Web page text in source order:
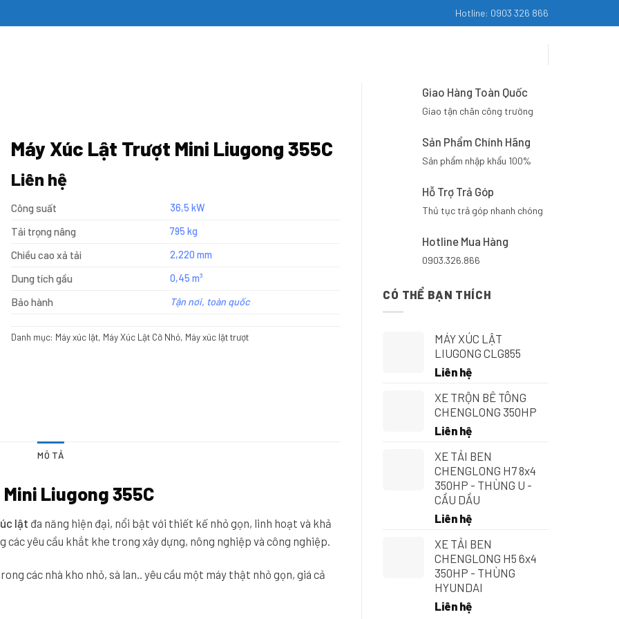
Hotline: 0903 326 866
Giao Hàng Toàn Quốc
Giao tận chân công trường
Sản Phẩm Chính Hãng
Sản phẩm nhập khẩu 100%
Hỗ Trợ Trả Góp
Thủ tục trả góp nhanh chóng
Hotline Mua Hàng
0903.326.866
CÓ THỂ BẠN THÍCH
MÁY XÚC LẬT
LIUGONG CLG855
Liên hệ
XE TRỘN BÊ TÔNG
CHENGLONG 350HP
Liên hệ
XE TẢI BEN
CHENGLONG H7 8x4
350HP - THÙNG U -
CẦU DẦU
Liên hệ
XE TẢI BEN
CHENGLONG H5 6x4
350HP - THÙNG
HYUNDAI
Liên hệ
Máy Xúc Lật Trượt Mini Liugong 355C
Liên hệ
Công suất 36,5 kW
Tải trọng nâng 795 kg
Chiều cao xả tải 2,220 mm
Dung tích gầu 0,45 m³
Bảo hành Tận nơi, toàn quốc
Danh mục: Máy xúc lật, Máy Xúc Lật Cỡ Nhỏ, Máy xúc lật trượt
MÔ TẢ
Liugong 355C
lật đa năng hiện đại, nổi bật với thiết kế nhỏ gọn, linh hoạt và khả
các yêu cầu khắt khe trong xây dựng, nông nghiệp và công nghiệp.
các nhà kho nhỏ, sà lan.. yêu cầu một máy thật nhỏ gọn, giá cả